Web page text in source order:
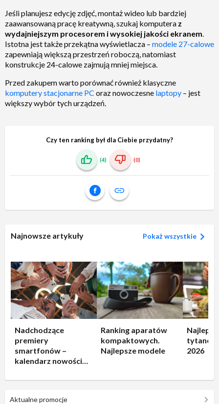
Jeśli planujesz edycję zdjęć, montaż wideo lub bardziej
zaawansowaną pracę kreatywną, szukaj komputera z
wydajniejszym procesorem i wysokiej jakości ekranem
Istotna jest także przekątna wyświetlacza – modele 27-calowe
zapewniają większą przestrzeń roboczą, natomiast
konstrukcje 24-calowe zajmują mniej miejsca.
Przed zakupem warto porównać również klasyczne
komputery stacjonarne PC oraz nowoczesne laptopy – jest
większy wybór tych urządzeń.
Czy ten ranking był dla Ciebie przydatny?
(4) (0)
Najnowsze artykuły Pokaż wszystkie
Nadchodzące
premiery
smartfonów –
kalendarz nowości
Ranking aparatów
kompaktowych.
Najlepsze modele
2026
Aktualne promocje